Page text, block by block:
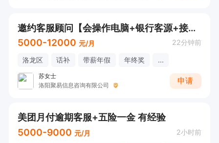
邀约客服顾问【会操作电脑+银行客源+接受无经验】
5000-12000 元/月 22分钟前
洛龙区 话补 带薪年假 年终奖 ...
苏女士
洛阳聚易信息咨询有限公司
申请
美团月付逾期客服+五险一金 有经验
5000-9000 元/月 2小时前